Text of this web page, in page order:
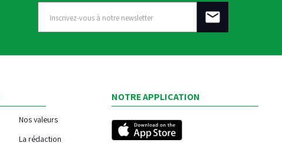
Nos valeurs
La rédaction
NOTRE APPLICATION